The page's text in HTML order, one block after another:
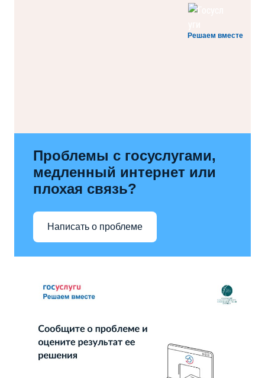
Решаем вместе
Проблемы с госуслугами,
медленный интернет или
плохая связь?
Написать о проблеме